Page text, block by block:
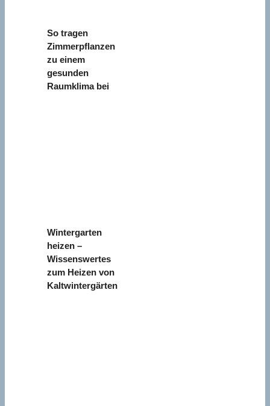
So tragen
Zimmerpflanzen
zu einem
gesunden
Raumklima bei
Wintergarten
heizen –
Wissenswertes
zum Heizen von
Kaltwintergärten